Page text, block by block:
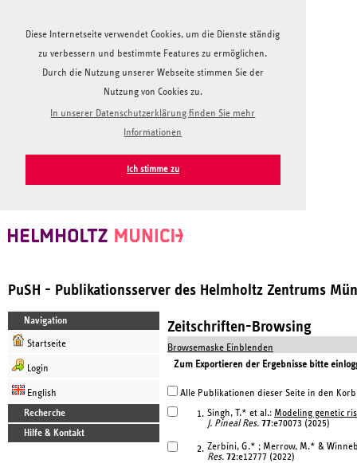
Diese Internetseite verwendet Cookies, um die Dienste ständig
zu verbessern und bestimmte Features zu ermöglichen.
Durch die Nutzung unserer Webseite stimmen Sie der
Nutzung von Cookies zu.
In unserer Datenschutzerklärung finden Sie mehr
Informationen
Ich stimme zu
PuSH - Publikationsserver des Helmholtz Zentrums
Navigation
Startseite
Login
English
Recherche
Hilfe & Kontakt
Zeitschriften-Browsing
Browsemaske Einblenden
Zum Exportieren der Ergebnisse bitte
Alle Publikationen dieser Seite in den
1. Singh, T.* et al.: Modeling genetic
J. Pineal Res. 77:e70073 (2025)
2. Zerbini, G.* ; Merrow, M.* &
Res. 72:e12777 (2022)